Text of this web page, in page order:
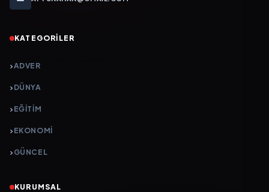
KATEGORILER
ADVER
DÜNYA
EĞİTİM
EKONOMİ
GÜNCEL
KURUMSAL